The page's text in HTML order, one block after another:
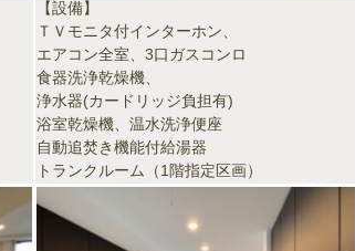
【設備】
ＴＶモニタ付インターホン、
エアコン全室、3口ガスコンロ
食器洗浄乾燥機、
浄水器(カードリッジ負担有)
浴室乾燥機、温水洗浄便座
自動追焚き機能付給湯器
トランクルーム（1階指定区画）